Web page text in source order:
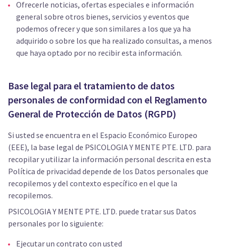
Ofrecerle noticias, ofertas especiales e información
general sobre otros bienes, servicios y eventos que
podemos ofrecer y que son similares a los que ya ha
adquirido o sobre los que ha realizado consultas, a menos
que haya optado por no recibir esta información.
Base legal para el tratamiento de datos
personales de conformidad con el Reglamento
General de Protección de Datos (RGPD)
Si usted se encuentra en el Espacio Económico Europeo
(EEE), la base legal de PSICOLOGIA Y MENTE PTE. LTD. para
recopilar y utilizar la información personal descrita en esta
Política de privacidad depende de los Datos personales que
recopilemos y del contexto específico en el que la
recopilemos.
PSICOLOGIA Y MENTE PTE. LTD. puede tratar sus Datos
personales por lo siguiente:
Ejecutar un contrato con usted